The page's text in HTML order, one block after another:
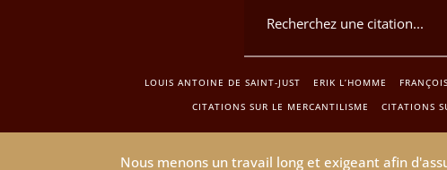
LOUIS ANTOINE DE SAINT-JUST ERIK L’HOMME
CITATIONS SUR LE MERCANTILISME
CITATIONS
Nous menons un travail long et exigeant afin